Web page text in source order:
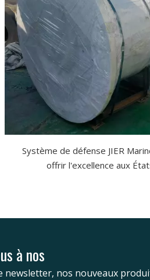
Système de défense JIER
offrir l'excellence aux
à nos
newsletter, nos nouveaux